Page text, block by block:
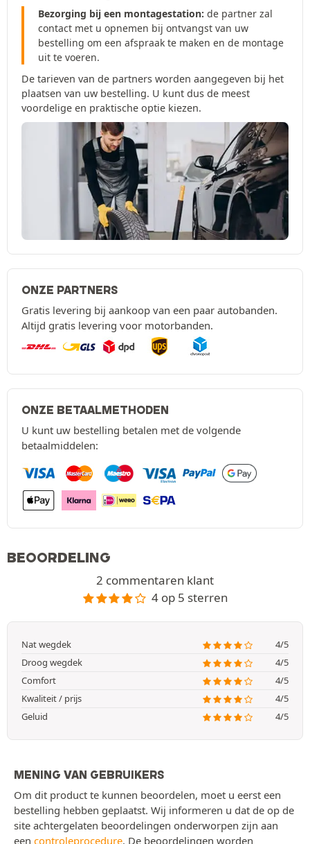
Bezorging bij een montagestation: de partner zal
contact met u opnemen bij ontvangst van uw
bestelling om een afspraak te maken en de montage
uit te voeren.
De tarieven van de partners worden aangegeven bij het
plaatsen van uw bestelling. U kunt dus de meest
voordelige en praktische optie kiezen.
ONZE PARTNERS
Gratis levering bij aankoop van een paar autobanden.
Altijd gratis levering voor motorbanden.
ONZE BETAALMETHODEN
U kunt uw bestelling betalen met de volgende
betaalmiddelen:
BEOORDELING
2 commentaren klant
4 op 5 sterren
Nat wegdek
4/5
Droog wegdek
4/5
Comfort
4/5
Kwaliteit / prijs
4/5
Geluid
4/5
MENING VAN GEBRUIKERS
Om dit product te kunnen beoordelen, moet u eerst een
bestelling hebben geplaatst. Wij informeren u dat de op de
site achtergelaten beoordelingen onderworpen zijn aan
een controleprocedure. De beoordelingen worden